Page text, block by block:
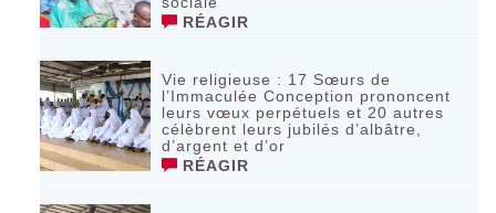
RÉAGIR
Vie religieuse : 17 Sœurs de
l’Immaculée Conception prononcent
leurs vœux perpétuels et 20 autres
célèbrent leurs jubilés d’albâtre,
d’argent et d’or
RÉAGIR